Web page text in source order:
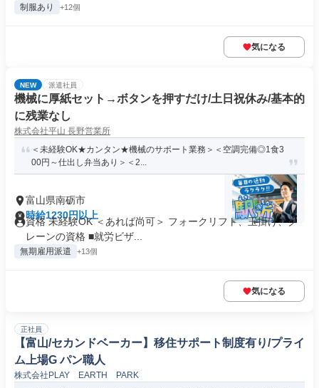
制服あり +12個
気になる
NEW 派遣社員
機械に厚紙セット→ボタンを押すだけ/土日祝休み/基本的
に残業なし
株式会社平山 長野営業所
＜未経験OK★カンタン★機械のサポート業務＞＜空調完備◎1食3
00円～仕出し弁当あり＞＜2...
富山県南砺市
時給1230円以上
資格 未経験OK ＜あれば尚可＞ フォークリフト、玉掛け、ク
レーンの資格 ■就労ビザ...
無期雇用派遣 +13個
気になる
正社員
【富山/セカンドベーカー】移住サポート制度有り/プライ
ム上場G パン職人
株式会社PLAY EARTH PARK